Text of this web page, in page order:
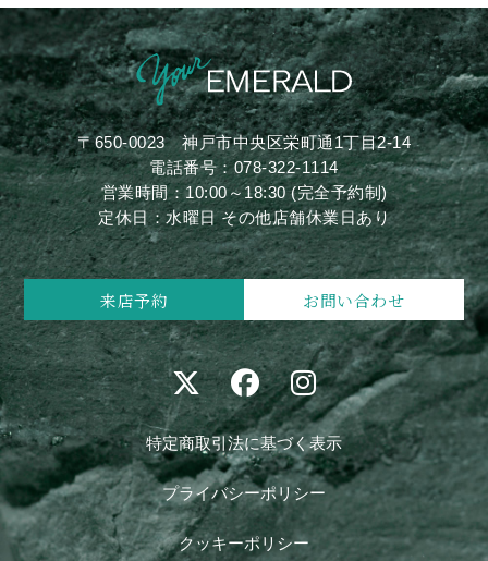
〒650-0023神戸市中央区栄町通1丁目2-14
電話番号：078-322-1114
営業時間：10:00～18:30 (完全予約制)
定休日：水曜日 その他店舗休業日あり
来店予約 お問い合わせ
特定商取引法に基づく表示
プライバシーポリシー
クッキーポリシー